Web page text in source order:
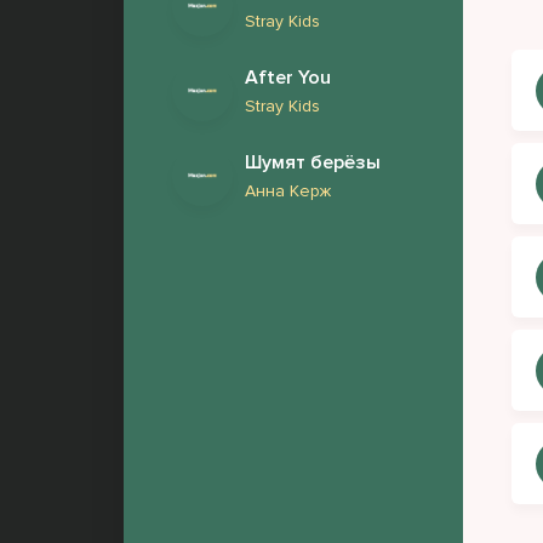
Stray Kids
After You
Stray Kids
Шумят берёзы
Анна Керж